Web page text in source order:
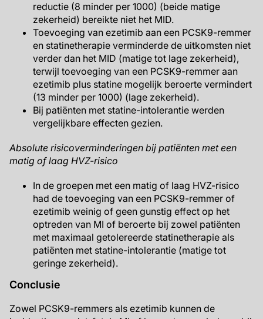
reductie (8 minder per 1000) (beide matige
zekerheid) bereikte niet het MID.
Toevoeging van ezetimib aan een PCSK9-remmer
en statinetherapie verminderde de uitkomsten niet
verder dan het MID (matige tot lage zekerheid),
terwijl toevoeging van een PCSK9-remmer aan
ezetimib plus statine mogelijk beroerte vermindert
(13 minder per 1000) (lage zekerheid).
Bij patiënten met statine-intolerantie werden
vergelijkbare effecten gezien.
Absolute risicoverminderingen bij patiënten met een
matig of laag HVZ-risico
In de groepen met een matig of laag HVZ-risico
had de toevoeging van een PCSK9-remmer of
ezetimib weinig of geen gunstig effect op het
optreden van MI of beroerte bij zowel patiënten
met maximaal getolereerde statinetherapie als
patiënten met statine-intolerantie (matige tot
geringe zekerheid).
Conclusie
Zowel PCSK9-remmers als ezetimib kunnen de